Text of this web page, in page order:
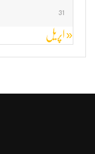
31
« اپریل